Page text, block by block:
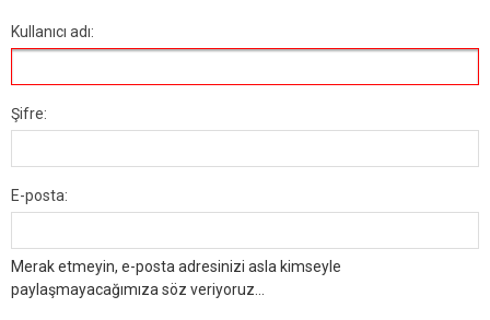
Kullanıcı adı:
Şifre:
E-posta:
Merak etmeyin, e-posta adresinizi asla kimseyle
paylaşmayacağımıza söz veriyoruz...